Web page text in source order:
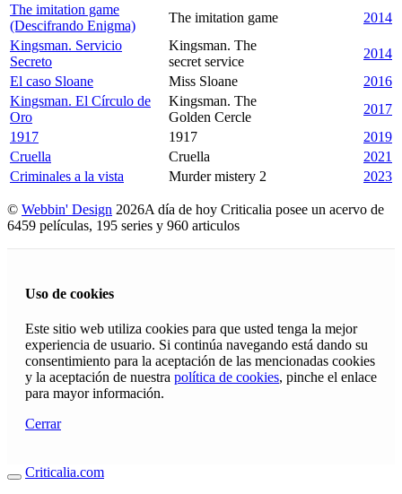
The imitation game
(Descifrando Enigma)
The imitation game
2014
Kingsman. Servicio
Secreto
Kingsman. The
secret service
2014
El caso Sloane
Miss Sloane
2016
Kingsman. El Círculo de
Oro
Kingsman. The
Golden Cercle
2017
1917
1917
2019
Cruella
Cruella
2021
Criminales a la vista
Murder mistery 2 2023
© Webbin' Design 2026A día de hoy Criticalia posee un acervo de
6459 películas, 195 series y 960 articulos
Uso de cookies
Este sitio web utiliza cookies para que usted tenga la mejor
experiencia de usuario. Si continúa navegando está dando su
consentimiento para la aceptación de las mencionadas cookies
y la aceptación de nuestra política de cookies, pinche el enlace
para mayor información.
Cerrar
Criticalia.com